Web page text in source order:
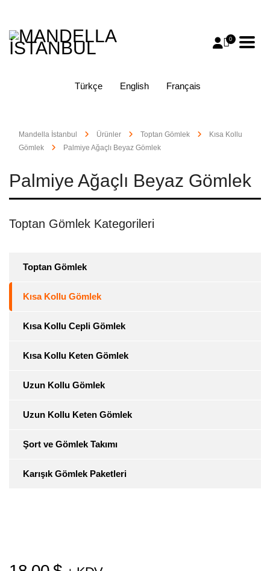
0
Türkçe English Français
Mandella İstanbul Ürünler Toptan Gömlek
Kısa Kollu
Gömlek
Palmiye Ağaçlı Beyaz Gömlek
Palmiye Ağaçlı Beyaz Gömlek
Toptan Gömlek Kategorileri
Toptan Gömlek
Kısa Kollu Gömlek
Kısa Kollu Cepli Gömlek
Kısa Kollu Keten Gömlek
Uzun Kollu Gömlek
Uzun Kollu Keten Gömlek
Şort ve Gömlek Takımı
Karışık Gömlek Paketleri